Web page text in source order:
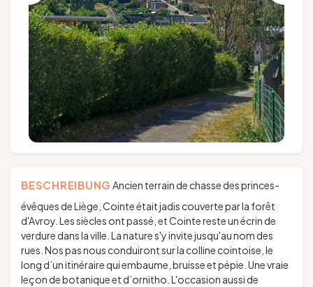
BESCHREIBUNG Ancien terrain de chasse des princes-
évêques de Liège, Cointe était jadis couverte par la forêt
d'Avroy. Les siècles ont passé, et Cointe reste un écrin de
verdure dans la ville. La nature s'y invite jusqu'au nom des
rues. Nos pas nous conduiront sur la colline cointoise, le
long d’un itinéraire qui embaume, bruisse et pépie. Une vraie
leçon de botanique et d’ornitho. L'occasion aussi de